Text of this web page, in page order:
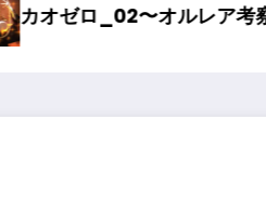
考察〜 カオゼロ